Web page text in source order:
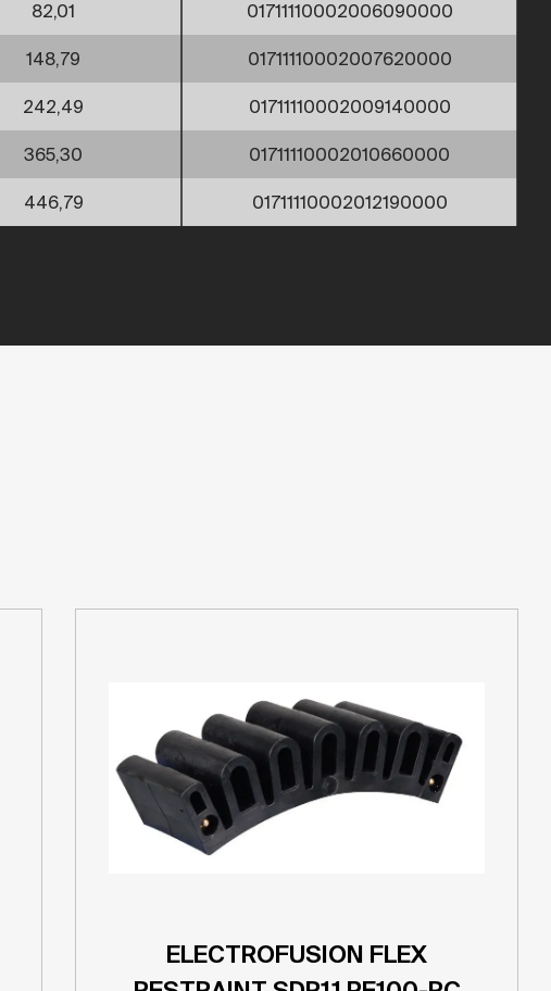
82,01 01711110002006090000
148,79 01711110002007620000
242,49 01711110002009140000
365,30 01711110002010660000
446,79 01711110002012190000
ELECTROFUSION FLEX